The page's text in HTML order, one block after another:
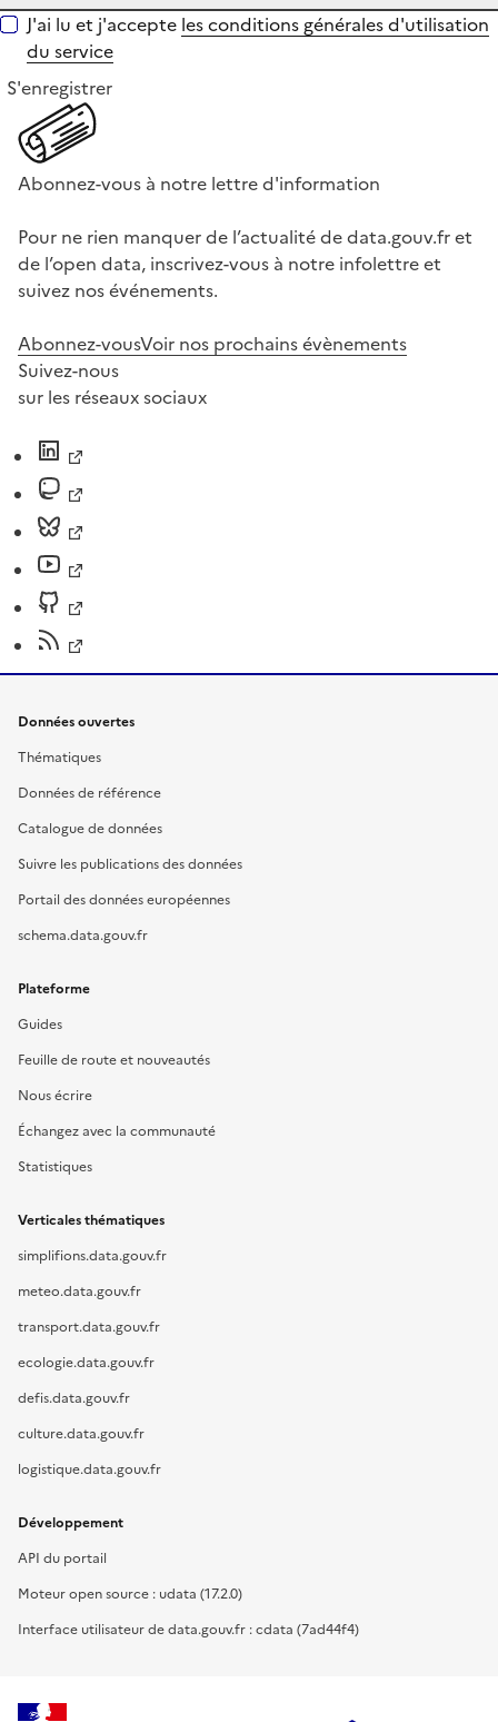
J'ai lu et j'accepte les conditions générales d'utilisation
du service
S'enregistrer
Abonnez-vous à notre lettre d'information
Pour ne rien manquer de l’actualité de data.gouv.fr et
de l’open data, inscrivez-vous à notre infolettre et
suivez nos événements.
Abonnez-vousVoir nos prochains évènements
Suivez-nous
sur les réseaux sociaux
Données ouvertes
Thématiques
Données de référence
Catalogue de données
Suivre les publications des données
Portail des données européennes
schema.data.gouv.fr
Plateforme
Guides
Feuille de route et nouveautés
Nous écrire
Échangez avec la communauté
Statistiques
Verticales thématiques
simplifions.data.gouv.fr
meteo.data.gouv.fr
transport.data.gouv.fr
ecologie.data.gouv.fr
defis.data.gouv.fr
culture.data.gouv.fr
logistique.data.gouv.fr
Développement
API du portail
Moteur open source : udata (17.2.0)
Interface utilisateur de data.gouv.fr : cdata (7ad44f4)